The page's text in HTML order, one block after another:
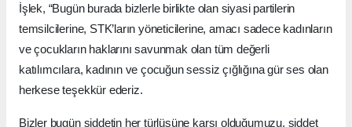
İşlek, “Bugün burada bizlerle birlikte olan siyasi partilerin
temsilcilerine, STK’ların yöneticilerine, amacı sadece kadınların
ve çocukların haklarını savunmak olan tüm değerli
katılımcılara, kadının ve çocuğun sessiz çığlığına gür ses olan
herkese teşekkür ederiz.
Bizler bugün şiddetin her türlüsüne karşı olduğumuzu, şiddet